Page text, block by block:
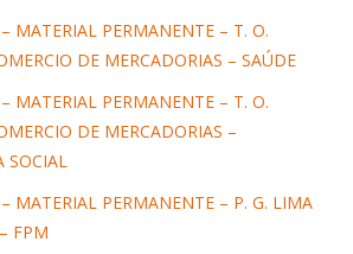
MATERIAL PERMANENTE – T. O.
DE MERCADORIAS – SAÚDE
MATERIAL PERMANENTE – T. O.
DE MERCADORIAS –
SOCIAL
MATERIAL PERMANENTE – P. G. LIMA
FPM